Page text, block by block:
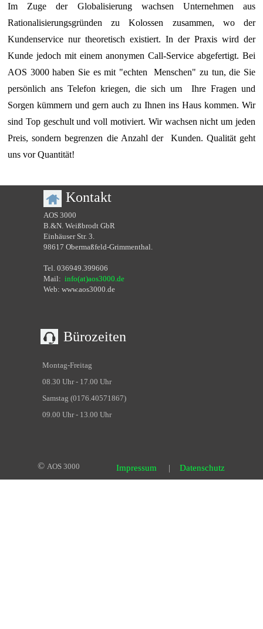
Im Zuge der Globalisierung wachsen Unternehmen aus
Rationalisierungsgründen zu Kolossen zusammen, wo der
Kundenservice nur theoretisch existiert. In der Praxis wird der
Kunde jedoch mit einem anonymen Call-Service abgefertigt. Bei
AOS 3000 haben Sie es mit "echten Menschen" zu tun, die Sie
persönlich ans Telefon kriegen, die sich um Ihre Fragen und
Sorgen kümmern und gern auch zu Ihnen ins Haus kommen. Wir
sind Top geschult und voll motiviert. Wir wachsen nicht um jeden
Preis, sondern begrenzen die Anzahl der Kunden. Qualität geht
uns vor Quantität!
Kontakt
AOS 3000
B.&N. Weißbrodt GbR
Einhäuser Str. 3.
98617 Obermaßfeld-Grimmenthal.
Tel. 036949.399606
Mail: info(at)aos3000.de
Web: www.aos3000.de
Montag-Freitag
08.30 Uhr - 17.00 Uhr
Samstag (0176.40571867)
09.00 Uhr - 13.00 Uhr
© AOS 3000
Bürozeiten
Impressum | Datenschutz